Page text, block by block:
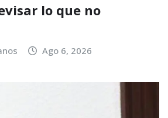
lo que no
Ago 6, 2026